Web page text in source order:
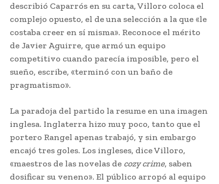
describió Caparrós en su carta, Villoro coloca el
complejo opuesto, el de una selección a la que «le
costaba creer en sí misma». Reconoce el mérito
de Javier Aguirre, que armó un equipo
competitivo cuando parecía imposible, pero el
sueño, escribe, «terminó con un baño de
pragmatismo».
La paradoja del partido la resume en una imagen
inglesa. Inglaterra hizo muy poco, tanto que el
portero Rangel apenas trabajó, y sin embargo
encajó tres goles. Los ingleses, dice Villoro,
«maestros de las novelas de cozy crime, saben
dosificar su veneno». El público arropó al equipo